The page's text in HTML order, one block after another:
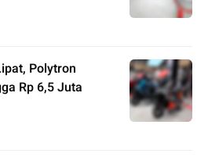
Polytron
Rp 6,5 Juta